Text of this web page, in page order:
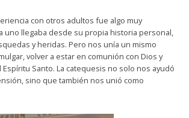
con otros adultos fue algo muy
uno llegaba desde su propia historia personal,
y heridas. Pero nos unía un mismo
volver a estar en comunión con Dios y
Santo. La catequesis no solo nos ayudó
sino que también nos unió como